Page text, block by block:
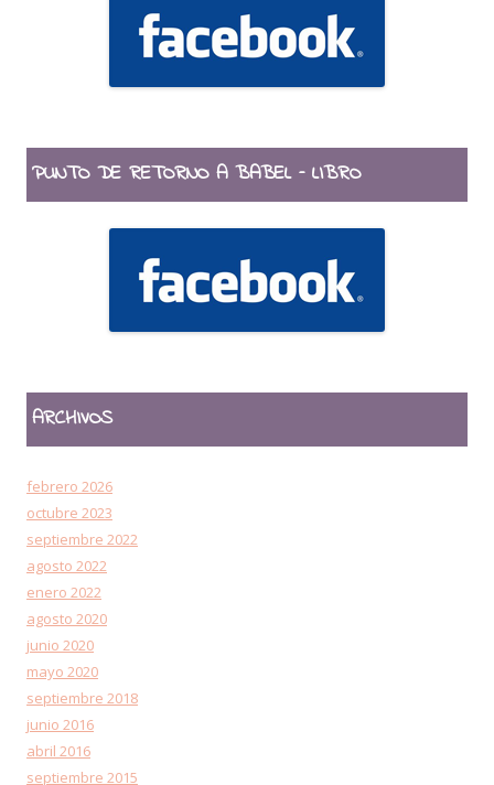
PUNTO DE RETORNO A BABEL – LIBRO
ARCHIVOS
febrero 2026
octubre 2023
septiembre 2022
agosto 2022
enero 2022
agosto 2020
junio 2020
mayo 2020
septiembre 2018
junio 2016
abril 2016
septiembre 2015